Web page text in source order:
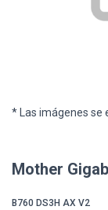
* Las imágenes se
Mother
B760 DS3H AX V2